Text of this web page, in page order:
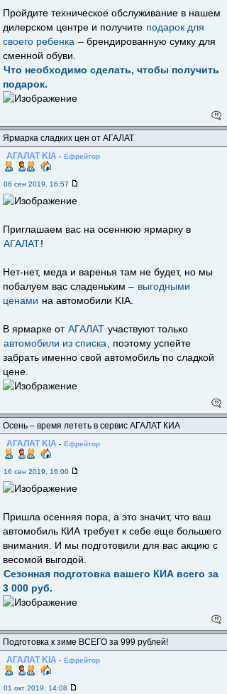
Пройдите техническое обслуживание в нашем
дилерском центре и получите подарок для
своего ребенка – брендированную сумку для
сменной обуви.
Что необходимо сделать, чтобы получить
подарок.
Ярмарка сладких цен от АГАЛАТ
АГАЛАТ KIA - Ефрейтор
06 сен 2019, 16:57
Приглашаем вас на осеннюю ярмарку в
АГАЛАТ!
Нет-нет, меда и варенья там не будет, но мы
побалуем вас сладеньким – выгодными
ценами на автомобили KIA.
В ярмарке от АГАЛАТ участвуют только
автомобили из списка
, поэтому успейте
забрать именно свой автомобиль по сладкой
цене.
Осень – время лететь в сервис АГАЛАТ КИА
АГАЛАТ KIA - Ефрейтор
16 сен 2019, 16:00
Пришла осенняя пора, а это значит, что ваш
автомобиль КИА требует к себе еще большего
внимания. И мы подготовили для вас акцию с
весомой выгодой.
Сезонная подготовка вашего КИА всего за
3 000 руб.
Подготовка к зиме ВСЕГО за 999 рублей!
АГАЛАТ KIA - Ефрейтор
01 окт 2019, 14:08